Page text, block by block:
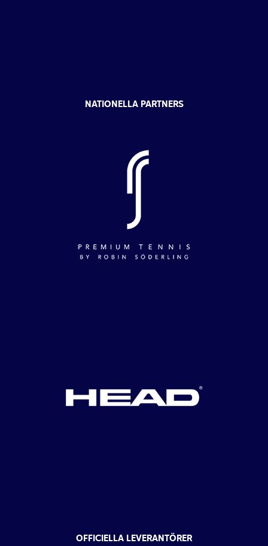
NATIONELLA PARTNERS
OFFICIELLA LEVERANTÖRER